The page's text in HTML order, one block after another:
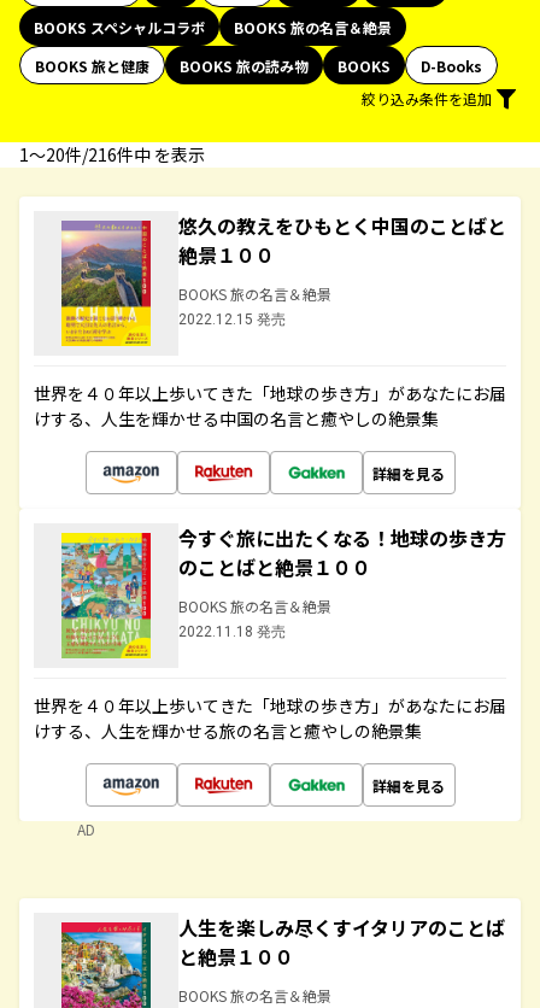
BOOKS スペシャルコラボ
BOOKS 旅の名言＆絶景
BOOKS 旅と健康
BOOKS 旅の読み物 BOOKS
D-Books
絞り込み条件を追加
1〜20件/216件中 を表示
悠久の教えをひもとく中国のことばと
絶景１００
BOOKS 旅の名言＆絶景
2022.12.15 発売
世界を４０年以上歩いてきた「地球の歩き方」があなたにお届
けする、人生を輝かせる中国の名言と癒やしの絶景集
詳細を見る
今すぐ旅に出たくなる！地球の歩き方
のことばと絶景１００
BOOKS 旅の名言＆絶景
2022.11.18 発売
世界を４０年以上歩いてきた「地球の歩き方」があなたにお届
けする、人生を輝かせる旅の名言と癒やしの絶景集
詳細を見る
AD
人生を楽しみ尽くすイタリアのことば
と絶景１００
BOOKS 旅の名言＆絶景